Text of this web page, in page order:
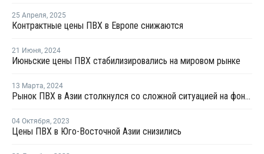
25 Апреля, 2025
Контрактные цены ПВХ в Европе снижаются
21 Июня, 2024
Июньские цены ПВХ стабилизировались на мировом рынке
13 Марта, 2024
Рынок ПВХ в Азии столкнулся со сложной ситуацией на фоне роста затрат и низкого спроса
04 Октября, 2023
Цены ПВХ в Юго-Восточной Азии снизились